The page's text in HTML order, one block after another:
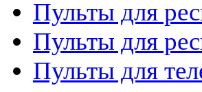
Пульты для
Пульты для
Пульты для